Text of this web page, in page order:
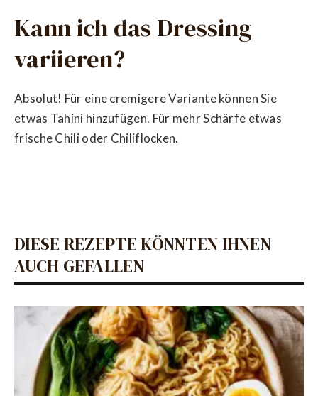
Kann ich das Dressing
variieren?
Absolut! Für eine cremigere Variante können Sie
etwas Tahini hinzufügen. Für mehr Schärfe etwas
frische Chili oder Chiliflocken.
DIESE REZEPTE KÖNNTEN IHNEN
AUCH GEFALLEN